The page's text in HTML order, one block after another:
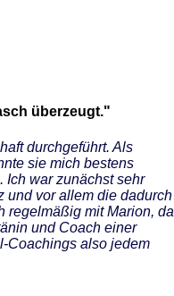
überzeugt."
durchgeführt. Als
sie mich bestens
Ich war zunächst sehr
und vor allem die dadurch
regelmäßig mit Marion, da
und Coach einer
Coachings also jedem